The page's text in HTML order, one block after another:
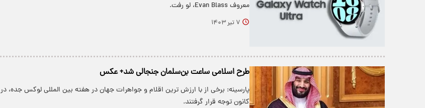
معروف Evan Blass، لو رفت.
۷ تیر ۱۴۰۳
طرح اسلامی ساعت بن‌سلمان جنجالی شد+ عکس
پارسینه: برخی از با ارزش ترین اقلام و جواهرات جهان در هفته بین المللی لوکس جده، در
کانون توجه قرار گرفتند.